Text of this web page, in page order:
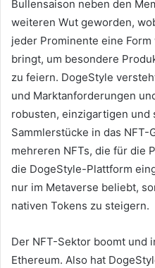
Bullensaison neben den
weiteren Wut geworden,
jeder Prominente eine
bringt, um besondere
zu feiern. DogeStyle
und Marktanforderungen
robusten, einzigartigen und
Sammlerstücke in das NFT-
mehreren NFTs, die für die
die DogeStyle-Plattform
nur im Metaverse beliebt,
nativen Tokens zu steigern.
Der NFT-Sektor boomt und
Ethereum. Also hat